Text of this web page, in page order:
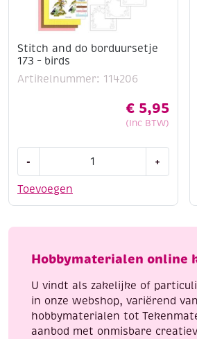
Stitch and do borduursetje
173 – birds
Artikelnummer: 114206
€ 5,95
(Inc BTW)
Toevoegen
-
do
-
aantal
+
Hobbymaterialen online
U vindt als zakelijke of
in onze webshop, variërend van
hobbymaterialen tot
aanbod met onmisbare